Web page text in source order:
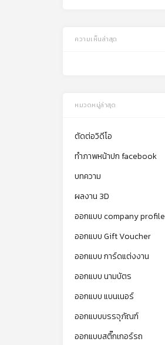
ความเห็นล่าสุด
หมวดหมู่ล่าสุด
ตัดต่อวิดีโอ
ทำภาพหน้าปก facebook
บทความ
ผลงาน 3D
ออกแบบ company profile
ออกแบบ Gift Voucher
ออกแบบ การ์ดแต่งงาน
ออกแบบ นามบัตร
ออกแบบ แบนเนอร์
ออกแบบบรรจุภัณฑ์
ออกแบบสติ๊กเกอร์รถ